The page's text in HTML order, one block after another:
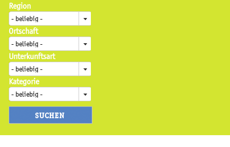
Region
Ortschaft
Unterkunftsart
Kategorie